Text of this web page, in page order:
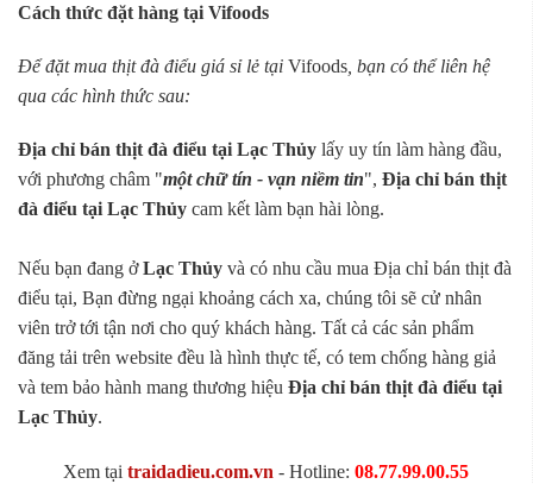
Cách thức đặt hàng tại Vifoods
Để đặt mua thịt đà điểu giá sỉ lẻ tại Vifoods , bạn có thể liên hệ
qua các hình thức sau:
Địa chỉ bán thịt đà điểu tại Lạc Thủy lấy uy tín làm hàng đầu,
với phương châm "một chữ tín - vạn niềm tin", Địa chỉ bán thịt
đà điểu tại Lạc Thủy cam kết làm bạn hài lòng.
Nếu bạn đang ởLạc Thủy và có nhu cầu mua Địa chỉ bán thịt đà
điểu tại, Bạn đừng ngại khoảng cách xa, chúng tôi sẽ cử nhân
viên trở tới tận nơi cho quý khách hàng. Tất cả các sản phẩm
đăng tải trên website đều là hình thực tế, có tem chống hàng giả
và tem bảo hành mang thương hiệu Địa chỉ bán thịt đà điểu tại
Lạc Thủy.
Xem tại traidadieu.com.vn - Hotline: 08.77.99.00.55